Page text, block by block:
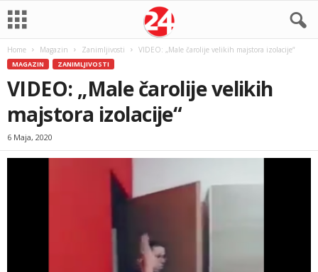
Home Magazin Zanimljivosti VIDEO: „Male čarolije velikih majstora izolacije“
MAGAZIN ZANIMLJIVOSTI
VIDEO: „Male čarolije velikih
majstora izolacije“
6 Maja, 2020